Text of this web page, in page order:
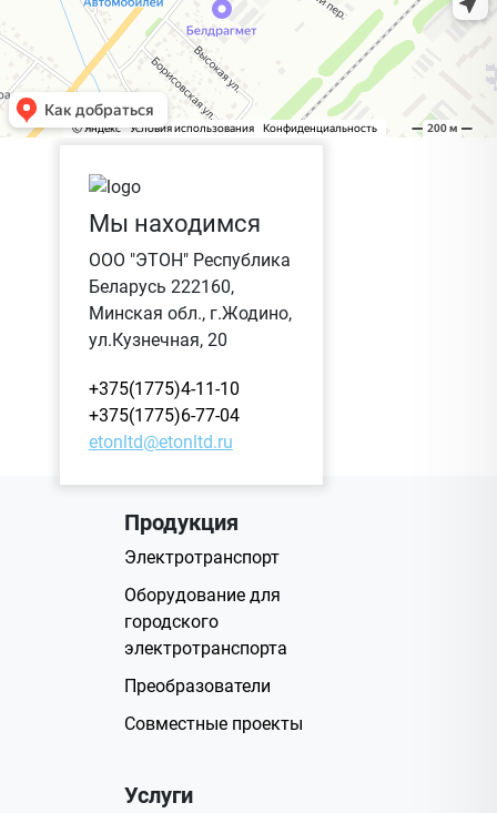
Мы находимся
ООО "ЭТОН" Республика
Беларусь 222160,
Минская обл., г.Жодино,
ул.Кузнечная, 20
+375(1775)4-11-10
+375(1775)6-77-04
etonltd@etonltd.ru
Продукция
Электротранспорт
Оборудование для
городского
электротранспорта
Преобразователи
Совместные проекты
Услуги